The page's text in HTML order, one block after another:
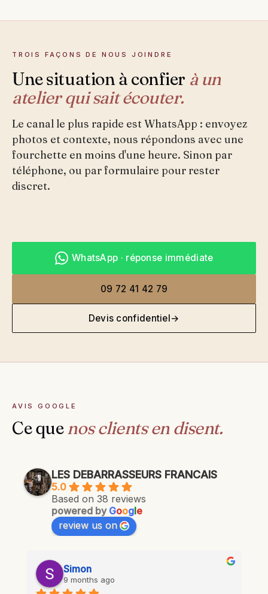
TROIS FAÇONS DE NOUS JOINDRE
Une situation à confier à un
atelier qui sait écouter.
Le canal le plus rapide est WhatsApp : envoyez
photos et contexte, nous répondons avec une
fourchette en moins d'une heure. Sinon par
téléphone, ou par formulaire pour rester
discret.
WhatsApp · réponse immédiate
09 72 41 42 79
Devis confidentiel→
AVIS GOOGLE
Ce que nos clients en disent.
LES DEBARRASSEURS FRANCAIS
5.0
Based on 38 reviews
powered by Google
review us on
Ariane Amiot
last year